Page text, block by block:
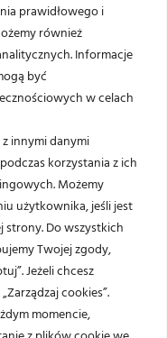
prawidłowego i
również
Informacje
być
w celach
innymi danymi
korzystania z ich
Możemy
użytkownika, jeśli jest
Do wszystkich
Twojej zgody,
Jeżeli chcesz
cookies”.
momencie,
2b
21